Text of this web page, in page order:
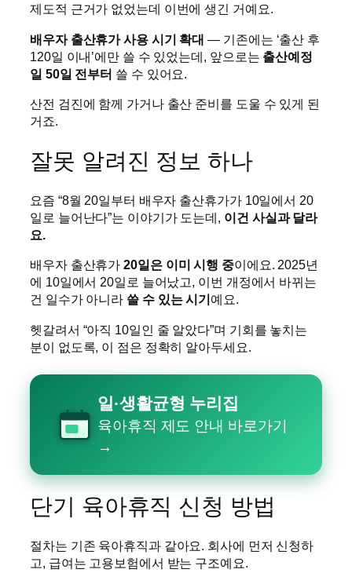
제도적 근거가 없었는데 이번에 생긴 거예요.
배우자 출산휴가 사용 시기 확대 — 기존에는 ‘출산 후
120일 이내’에만 쓸 수 있었는데, 앞으로는 출산예정
일 50일 전부터 쓸 수 있어요.
산전 검진에 함께 가거나 출산 준비를 도울 수 있게 된
거죠.
잘못 알려진 정보 하나
요즘 “8월 20일부터 배우자 출산휴가가 10일에서 20
일로 늘어난다”는 이야기가 도는데, 이건 사실과 달라
요.
배우자 출산휴가20일은 이미 시행 중이에요. 2025년
에 10일에서 20일로 늘어났고, 이번 개정에서 바뀌는
건 일수가 아니라 쓸 수 있는 시기 예요.
헷갈려서 “아직 10일인 줄 알았다”며 기회를 놓치는
분이 없도록, 이 점은 정확히 알아두세요.
일·생활균형 누리집
육아휴직 제도 안내 바로가기
→
단기 육아휴직 신청 방법
절차는 기존 육아휴직과 같아요. 회사에 먼저 신청하
고, 급여는 고용보험에서 받는 구조예요.